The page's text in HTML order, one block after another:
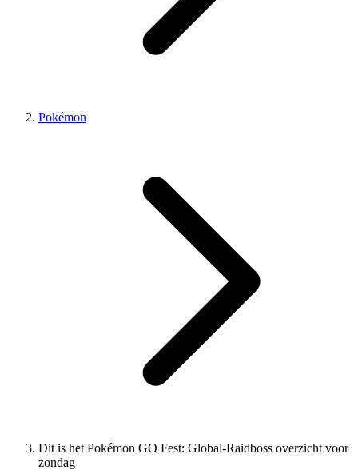
Pokémon
Dit is het Pokémon GO Fest: Global-Raidboss overzicht voor
zondag